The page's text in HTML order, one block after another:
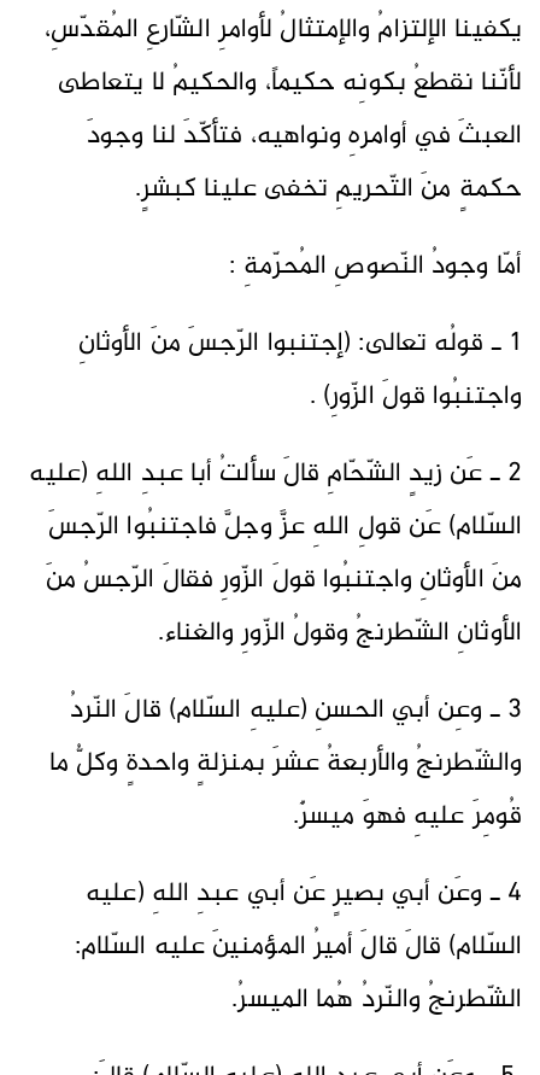
يكفينا الإلتزامُ والإمتثالُ لأوامرِ الشّارعِ المُقدّسِ،
لأنّنا نقطعُ بكونِه حكيماً، والحكيمُ لا يتعاطى
العبثَ في أوامرهِ ونواهيه، فتأكّدَ لنا وجودَ
حكمةٍ منَ التّحريمِ تخفى علينا كبشرٍ.
أمّا وجودُ النّصوصِ المُحرّمةِ :
1 ـ قولُه تعالى: (إجتنبوا الرّجسَ منَ الأوثانِ
واجتنبُوا قولَ الزّورِ) .
2 ـ عَن زيدٍ الشّحّامِ قالَ سألتُ أبا عبدِ اللهِ (عليه
السّلام) عَن قولِ اللهِ عزَّ وجلَّ فاجتنبُوا الرّجسَ
منَ الأوثانِ واجتنبُوا قولَ الزّورِ فقالَ الرّجسُ منَ
الأوثانِ الشّطرنجُ وقولُ الزّورِ والغناء.
3 ـ وعِن أبي الحسنِ (عليهِ السّلام) قالَ النّردُ
والشّطرنجُ والأربعةُ عشرَ بمنزلةٍ واحدةٍ وكلُّ ما
قُومِرَ عليهِ فهوَ ميسرٌ.
4 ـ وعَن أبي بصيرٍ عَن أبي عبدِ اللهِ (عليه
السّلام) قالَ قالَ أميرُ المؤمنينَ عليه السّلام:
الشّطرنجُ والنّردُ هُما الميسرُ.